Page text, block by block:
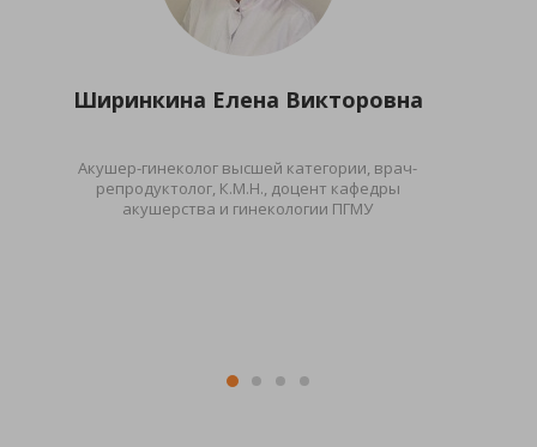
Ширинкина Елена Викторовна
Акушер-гинеколог высшей категории, врач-
репродуктолог, К.М.Н., доцент кафедры
акушерства и гинекологии ПГМУ